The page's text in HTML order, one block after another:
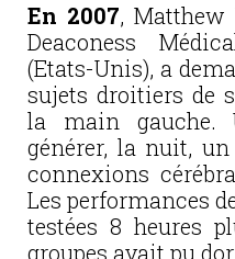
En 2007, Matthew
Deaconess
(Etats-Unis), a
sujets droitiers de
la main gauche.
générer, la nuit,
connexions
Les performances
testées 8 heures
groupes avait pu